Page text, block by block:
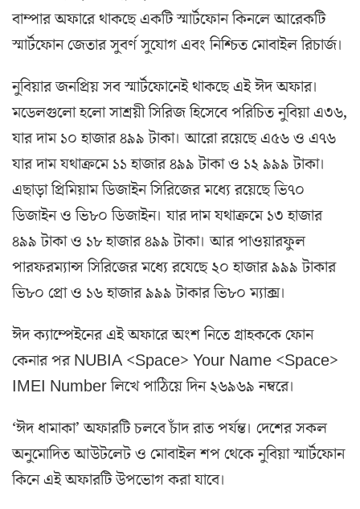
বাম্পার অফারে থাকছে একটি স্মার্টফোন কিনলে আরেকটি
স্মার্টফোন জেতার সুবর্ণ সুযোগ এবং নিশ্চিত মোবাইল রিচার্জ।
নুবিয়ার জনপ্রিয় সব স্মার্টফোনেই থাকছে এই ঈদ অফার।
মডেলগুলো হলো সাশ্রয়ী সিরিজ হিসেবে পরিচিত নুবিয়া এ৩৬,
যার দাম ১০ হাজার ৪৯৯ টাকা। আরো রয়েছে এ৫৬ ও এ৭৬
যার দাম যথাক্রমে ১১ হাজার ৪৯৯ টাকা ও ১২ ৯৯৯ টাকা।
এছাড়া প্রিমিয়াম ডিজাইন সিরিজের মধ্যে রয়েছে ভি৭০
ডিজাইন ও ভি৮০ ডিজাইন। যার দাম যথাক্রমে ১৩ হাজার
৪৯৯ টাকা ও ১৮ হাজার ৪৯৯ টাকা। আর পাওয়ারফুল
পারফরম্যান্স সিরিজের মধ্যে রযেছে ২০ হাজার ৯৯৯ টাকার
ভি৮০ প্রো ও ১৬ হাজার ৯৯৯ টাকার ভি৮০ ম্যাক্স।
ঈদ ক্যাম্পেইনের এই অফারে অংশ নিতে গ্রাহককে ফোন
কেনার পর NUBIA <Space> Your Name <Space>
IMEI Number লিখে পাঠিয়ে দিন ২৬৯৬৯ নম্বরে।
‘ঈদ ধামাকা’ অফারটি চলবে চাঁদ রাত পর্যন্ত। দেশের সকল
অনুমোদিত আউটলেট ও মোবাইল শপ থেকে নুবিয়া স্মার্টফোন
কিনে এই অফারটি উপভোগ করা যাবে।